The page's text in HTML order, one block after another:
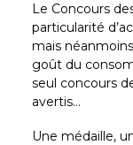
Le Concours
particularité
mais
goût du
seul concours
avertis…
Une médaille,